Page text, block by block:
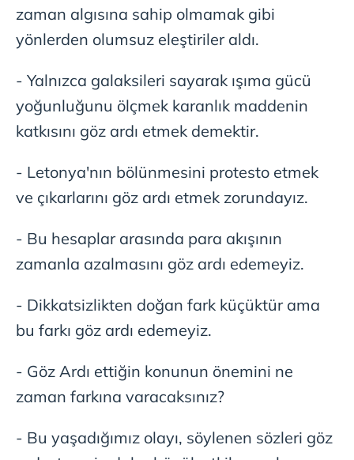
zaman algısına sahip olmamak gibi
yönlerden olumsuz eleştiriler aldı.
- Yalnızca galaksileri sayarak ışıma gücü
yoğunluğunu ölçmek karanlık maddenin
katkısını göz ardı etmek demektir.
- Letonya'nın bölünmesini protesto etmek
ve çıkarlarını göz ardı etmek zorundayız.
- Bu hesaplar arasında para akışının
zamanla azalmasını göz ardı edemeyiz.
- Dikkatsizlikten doğan fark küçüktür ama
bu farkı göz ardı edemeyiz.
- Göz Ardı ettiğin konunun önemini ne
zaman farkına varacaksınız?
- Bu yaşadığımız olayı, söylenen sözleri göz